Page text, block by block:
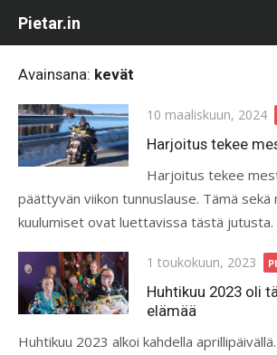
Pietar.in
Avainsana: kevät
Posted
on
10 maaliskuun, 2024
Harjoitus tekee
Harjoitus tekee
päättyvän viikon tunnuslause. Tämä sekä
kuulumiset ovat luettavissa tästä jutusta.
Posted
on
1 toukokuun, 2023
Huhtikuu 2023 oli
elämää
Huhtikuu 2023 alkoi kahdella